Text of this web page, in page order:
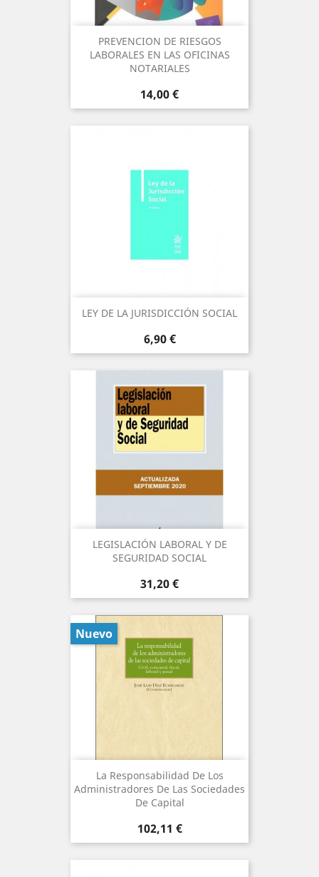
PREVENCION DE RIESGOS
LABORALES EN LAS OFICINAS
NOTARIALES
Precio
14,00 €
LEY DE LA JURISDICCIÓN SOCIAL
Precio
6,90 €
LEGISLACIÓN LABORAL Y DE
SEGURIDAD SOCIAL
Precio
31,20 €
La Responsabilidad De Los
Administradores De Las Sociedades
De Capital
Precio
102,11 €
Nuevo